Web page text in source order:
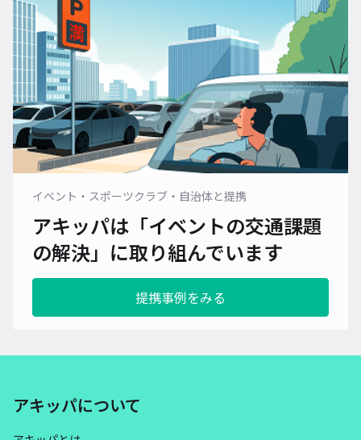
イベント・スポーツクラブ・自治体と提携
アキッパは「イベントの交通課題
の解決」に取り組んでいます
提携事例をみる
アキッパについて